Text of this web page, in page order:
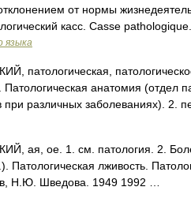
от нормы
касс. Casse
языка
патологическая,
анатомия (отдел
при различных заболеваниях). 2.
ая, ое. 1. см. патология. 2.
лживость.
Н.Ю. Шведова. 1949 1992 …